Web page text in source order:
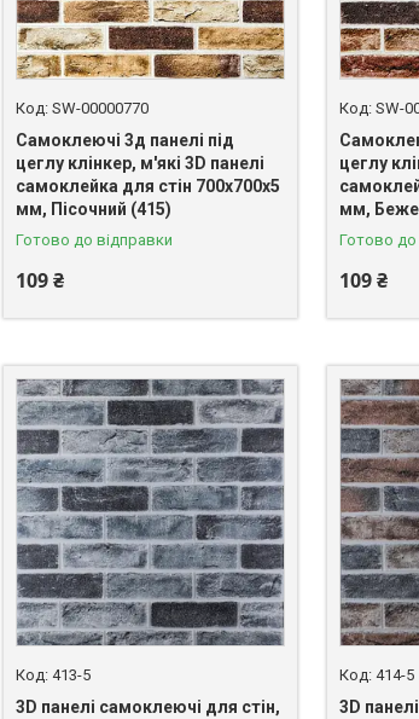
SW-00000770
Самоклеючі 3д панелі під
цеглу клінкер, м'які 3D панелі
самоклейка для стін 700x700x5
мм, Пісочний (415)
Готово до відправки
109 ₴
SW-
цеглу
мм,
Готово до
109 ₴
413-5
3D панелі самоклеючі для стін,
414-5
3D